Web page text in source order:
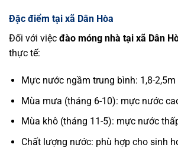
Đặc điểm tại xã Dân Hòa
Đối với việc đào móng nhà tại xã Dân
thực tế:
Mực nước ngầm trung bình: 1,8-2,5m
Mùa mưa (tháng 6-10): mực nước
Mùa khô (tháng 11-5): mực nước
Chất lượng nước: phù hợp cho sinh